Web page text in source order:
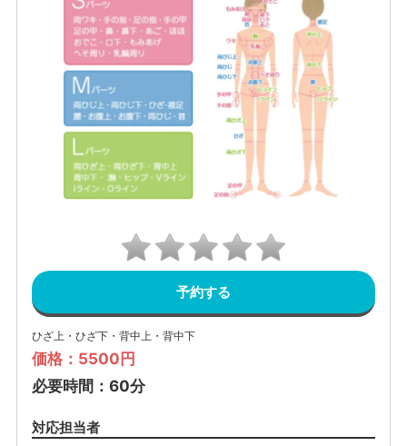
予約する
ひざ上・ひざ下・背中上・背中下
価格：5500円
必要時間：60分
対応担当者